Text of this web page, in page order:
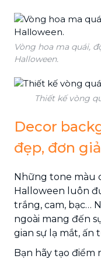
Vòng hoa ma quái,
Halloween.
Thiết kế vòng
Decor
đẹp, đơn
Những tone màu
Halloween luôn
trắng, cam, bạc…
ngoài mang đến
gian sự lạ mắt, ấn
Bạn hãy tạo điểm